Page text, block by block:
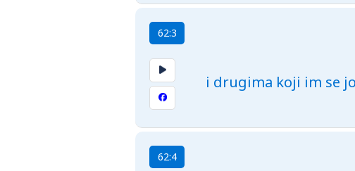
62:3
i drugima koji im se
62:4